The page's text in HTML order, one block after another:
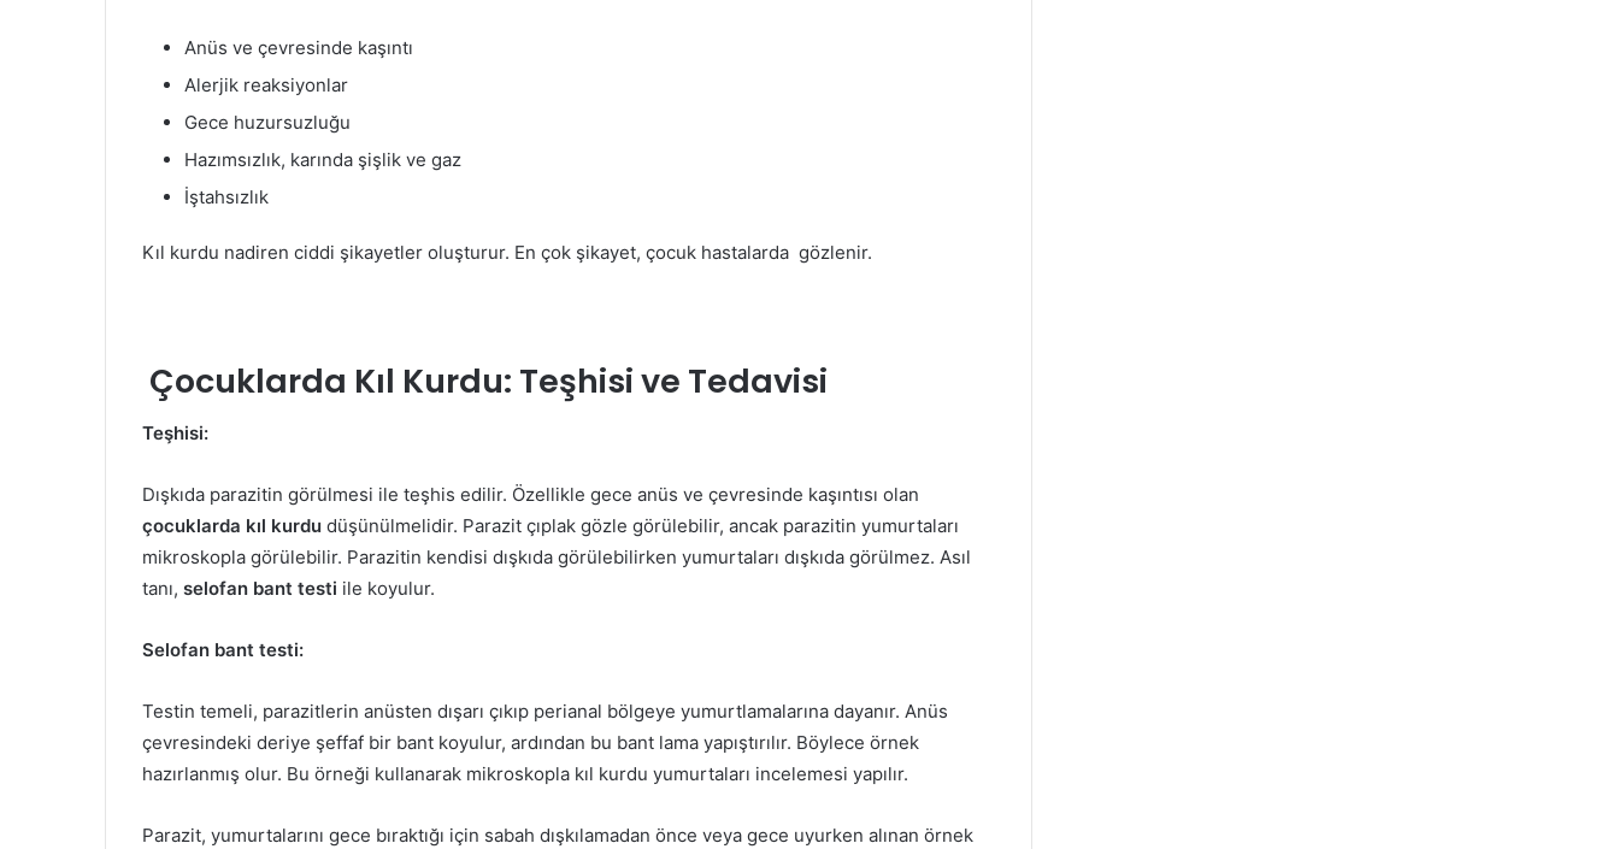
Anüs ve çevresinde kaşıntı
Alerjik reaksiyonlar
Gece huzursuzluğu
Hazımsızlık, karında şişlik ve gaz
İştahsızlık
Kıl kurdu nadiren ciddi şikayetler oluşturur. En çok şikayet, çocuk hastalarda gözlenir.
Çocuklarda Kıl Kurdu: Teşhisi ve Tedavisi
Teşhisi:
Dışkıda parazitin görülmesi ile teşhis edilir. Özellikle gece anüs ve çevresinde kaşıntısı olan
çocuklarda kıl kurdu düşünülmelidir. Parazit çıplak gözle görülebilir, ancak parazitin yumurtaları
mikroskopla görülebilir. Parazitin kendisi dışkıda görülebilirken yumurtaları dışkıda görülmez. Asıl
tanı, selofan bant testi ile koyulur.
Selofan bant testi:
Testin temeli, parazitlerin anüsten dışarı çıkıp perianal bölgeye yumurtlamalarına dayanır. Anüs
çevresindeki deriye şeffaf bir bant koyulur, ardından bu bant lama yapıştırılır. Böylece örnek
hazırlanmış olur. Bu örneği kullanarak mikroskopla kıl kurdu yumurtaları incelemesi yapılır.
Parazit, yumurtalarını gece bıraktığı için sabah dışkılamadan önce veya gece uyurken alınan örnek